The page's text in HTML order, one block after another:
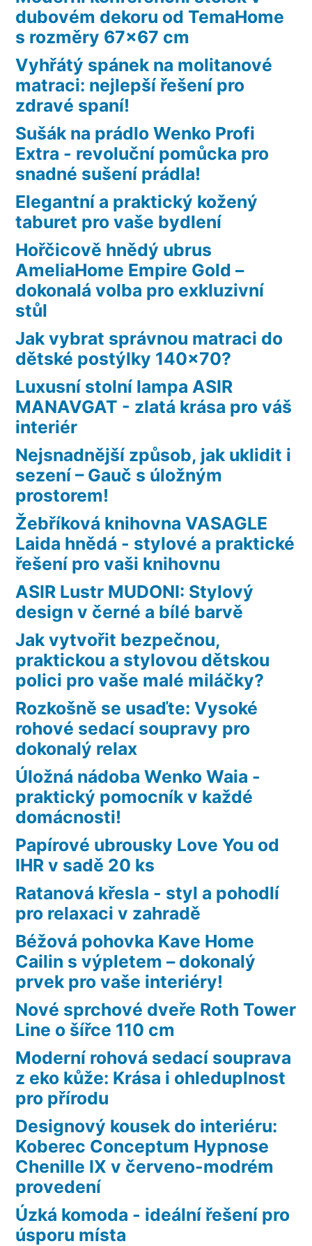
dubovém dekoru od TemaHome
s rozměry 67×67 cm
Vyhřátý spánek na molitanové
matraci: nejlepší řešení pro
zdravé spaní!
Sušák na prádlo Wenko Profi
Extra - revoluční pomůcka pro
snadné sušení prádla!
Elegantní a praktický kožený
taburet pro vaše bydlení
Hořčicově hnědý ubrus
AmeliaHome Empire Gold –
dokonalá volba pro exkluzivní
stůl
Jak vybrat správnou matraci do
dětské postýlky 140×70?
Luxusní stolní lampa ASIR
MANAVGAT - zlatá krása pro váš
interiér
Nejsnadnější způsob, jak uklidit i
sezení – Gauč s úložným
prostorem!
Žebříková knihovna VASAGLE
Laida hnědá - stylové a praktické
řešení pro vaši knihovnu
ASIR Lustr MUDONI: Stylový
design v černé a bílé barvě
Jak vytvořit bezpečnou,
praktickou a stylovou dětskou
polici pro vaše malé miláčky?
Rozkošně se usaďte: Vysoké
rohové sedací soupravy pro
dokonalý relax
Úložná nádoba Wenko Waia -
praktický pomocník v každé
domácnosti!
Papírové ubrousky Love You od
IHR v sadě 20 ks
Ratanová křesla - styl a pohodlí
pro relaxaci v zahradě
Béžová pohovka Kave Home
Cailin s výpletem – dokonalý
prvek pro vaše interiéry!
Nové sprchové dveře Roth Tower
Line o šířce 110 cm
Moderní rohová sedací souprava
z eko kůže: Krása i ohleduplnost
pro přírodu
Designový kousek do interiéru:
Koberec Conceptum Hypnose
Chenille IX v červeno-modrém
provedení
Úzká komoda - ideální řešení pro
úsporu místa